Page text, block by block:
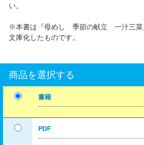
い。
※本書は『母めし 季節の献立 一汁三菜
文庫化したものです。
商品を選択する
書籍
PDF